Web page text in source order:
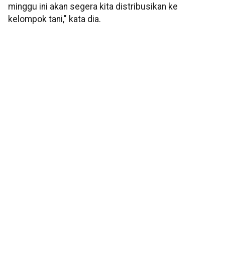
minggu ini akan segera kita distribusikan ke
kelompok tani," kata dia.